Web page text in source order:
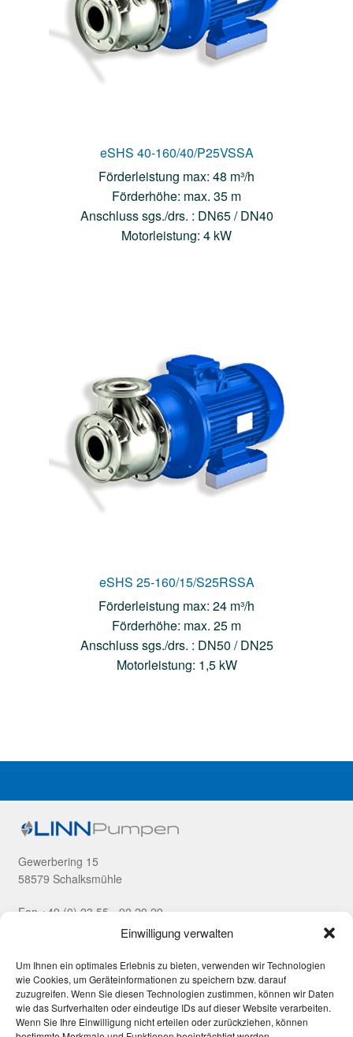
Einwilligung verwalten
Um Ihnen ein optimales Erlebnis zu bieten, verwenden wir Technologien
wie Cookies, um Geräteinformationen zu speichern bzw. darauf
zuzugreifen. Wenn Sie diesen Technologien zustimmen, können wir Daten
wie das Surfverhalten oder eindeutige IDs auf dieser Website verarbeiten.
Wenn Sie Ihre Einwilligung nicht erteilen oder zurückziehen, können
eSHS 40-160/40/P25VSSA
Förderleistung max: 48 m³/h
Förderhöhe: max. 35 m
Anschluss sgs./drs. : DN65 / DN40
Motorleistung: 4 kW
eSHS 25-160/15/S25RSSA
Förderleistung max: 24 m³/h
Förderhöhe: max. 25 m
Anschluss sgs./drs. : DN50 / DN25
Motorleistung: 1,5 kW
Gewerbering 15
58579 Schalksmühle
Fon +49 (0) 23 55 - 90 29 29
Fax +49 (0) 23 55 - 90 29 99
Unsere Produkte
Zahnradpumpen
Kreiselpumpen
Impellerpumpen